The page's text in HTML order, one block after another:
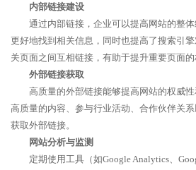
内部链接建设
通过内部链接，企业可以提高网站的整
更好地找到相关信息，同时也提高了搜索引
关页面之间互相链接，有助于提升重要页面的
外部链接获取
高质量的外部链接能够提高网站的权威
高质量的内容、参与行业活动、合作伙伴关
获取外部链接。
网站分析与监测
定期使用工具（如Google Analytics、